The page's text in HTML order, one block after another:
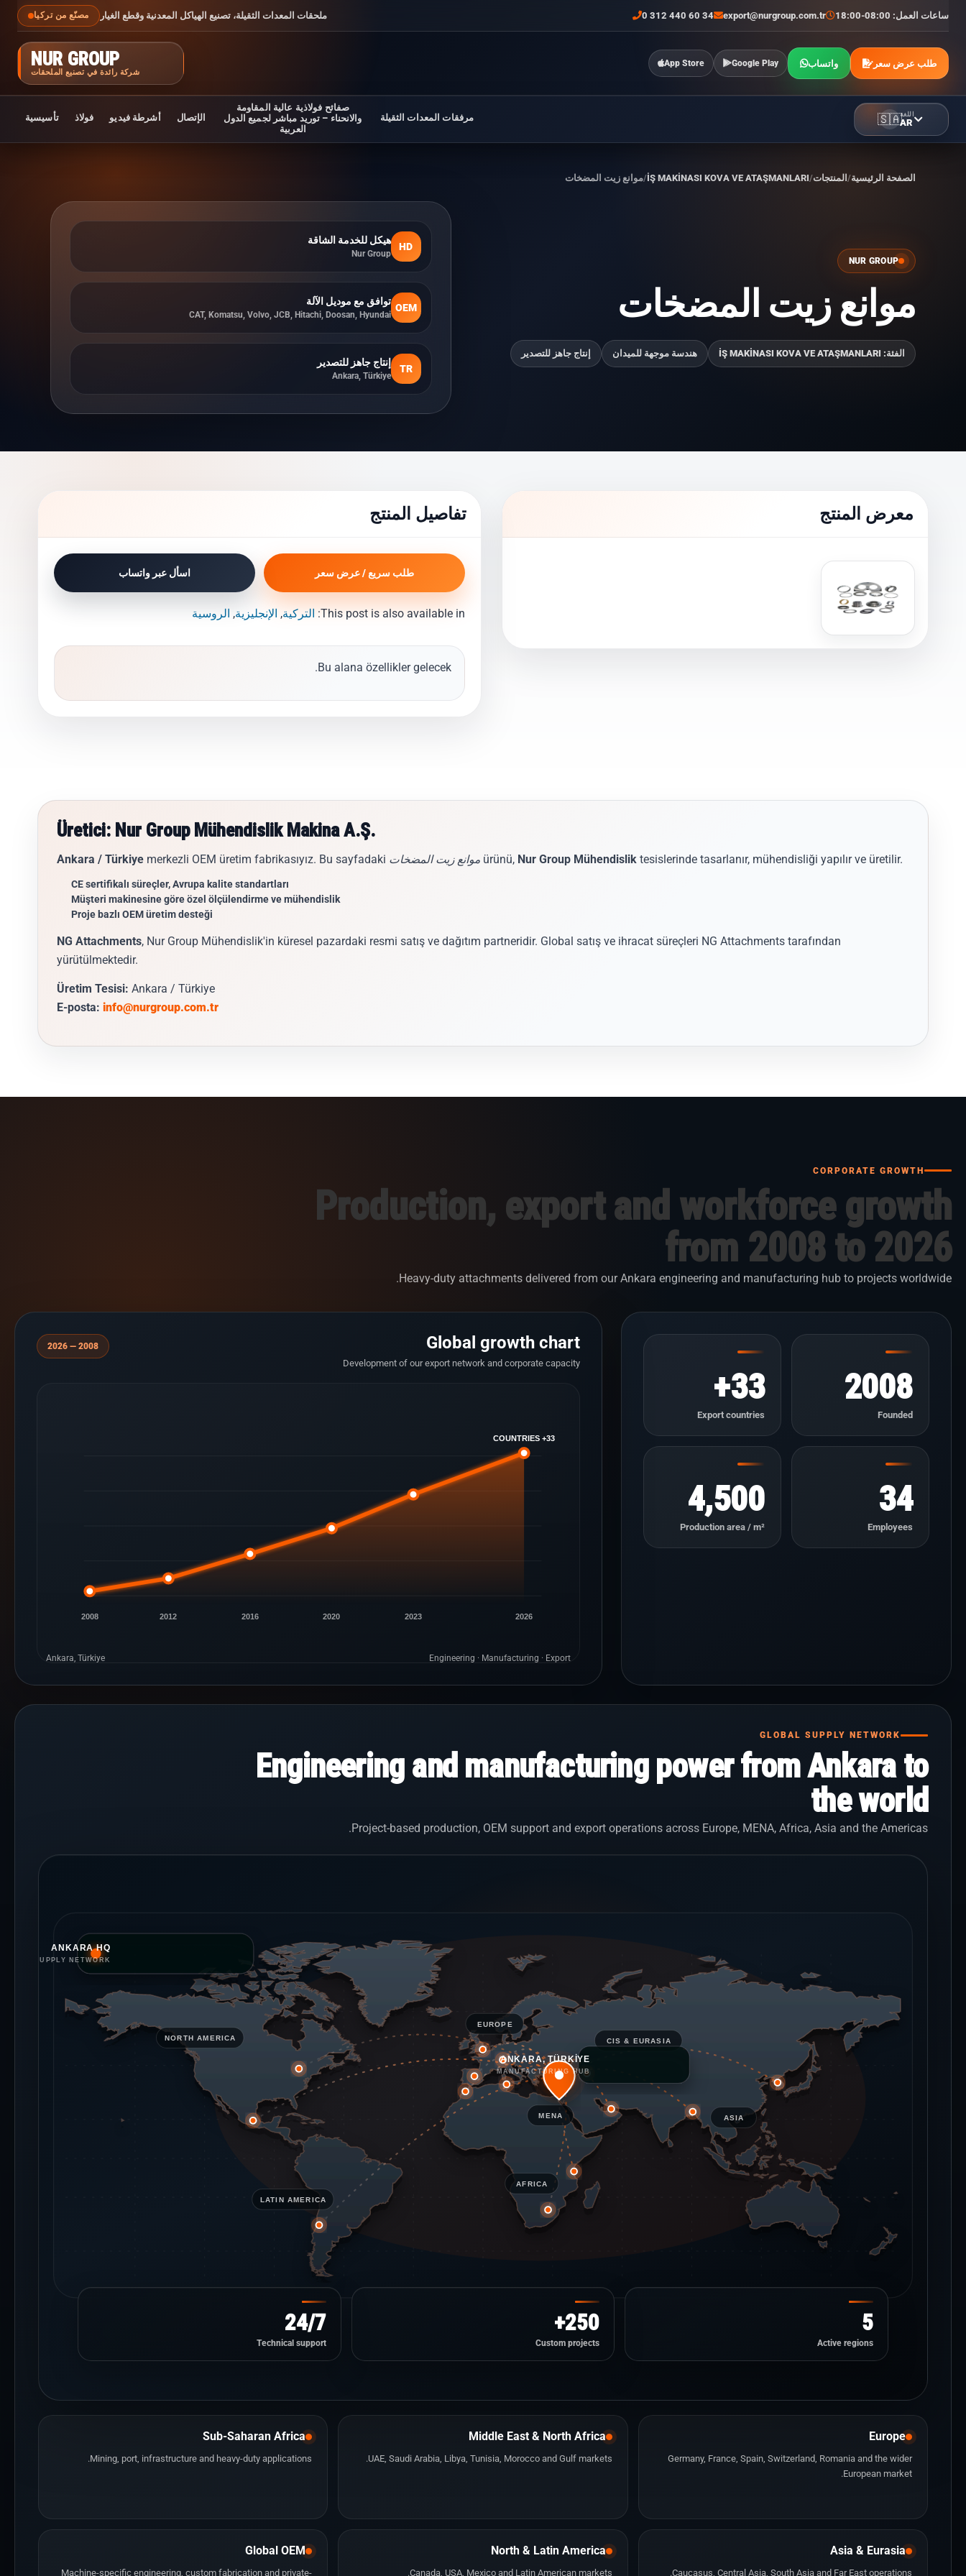
مصنّع من تركيا ملحقات المعدات الثقيلة، تصنيع الهياكل المعدنية وقطع الغيار 0 312 440 60 34 export@nurgroup.com.tr ساعات العمل: 08:00-18:00
NUR GROUP
شركة رائدة في تصنيع الملحقات
App Store Google Play واتساب طلب عرض سعر
تأسيسية فولاذ أشرطة فيديو الإتصال
صفائح فولاذية عالية المقاومة
والانحناء – توريد مباشر لجميع الدول
العربية
مرفقات المعدات الثقيلة 🇸🇦اللغة
AR
الصفحة الرئيسية المنتجات İŞ MAKİNASI KOVA VE ATAŞMANLARI موانع زيت المضخات
NUR GROUP
موانع زيت المضخات
الفئة: İŞ MAKİNASI KOVA VE ATAŞMANLARI هندسة موجهة للميدان إنتاج جاهز للتصدير
HD
هيكل للخدمة الشاقة
Nur Group
OEM
توافق مع موديل الآلة
CAT, Komatsu, Volvo, JCB, Hitachi, Doosan, Hyundai
TR
إنتاج جاهز للتصدير
Ankara, Türkiye
معرض المنتج تفاصيل المنتج
طلب سريع / عرض سعر اسأل عبر واتساب
This post is also available in: التركية الإنجليزية الروسية
Bu alana özellikler gelecek.
Üretici: Nur Group Mühendislik Makina A.Ş.
Ankara / Türkiye merkezli OEM üretim fabrikasıyız. Bu sayfadaki موانع زيت المضخات ürünü, Nur Group Mühendislik tesislerinde tasarlanır, mühendisliği yapılır ve üretilir.
CE sertifikalı süreçler, Avrupa kalite standartları
Müşteri makinesine göre özel ölçülendirme ve mühendislik
Proje bazlı OEM üretim desteği
NG Attachments, Nur Group Mühendislik'in küresel pazardaki resmi satış ve dağıtım partneridir. Global satış ve ihracat süreçleri NG Attachments tarafından
yürütülmektedir.
Üretim Tesisi: Ankara / Türkiye
E-posta: info@nurgroup.com.tr
CORPORATE GROWTH
Production, export and workforce growth
from 2008 to 2026
Heavy-duty attachments delivered from our Ankara engineering and manufacturing hub to projects worldwide.
2008
Founded
33+
Export countries
34
Employees
4,500
Production area / m²
Global growth chart
Development of our export network and corporate capacity
2008 — 2026
2008 2012 2016 2020 2023 2026
33+ COUNTRIES
Engineering · Manufacturing · Export
Ankara, Türkiye
GLOBAL SUPPLY NETWORK
Engineering and manufacturing power from Ankara to
the world
Project-based production, OEM support and export operations across Europe, MENA, Africa, Asia and the Americas.
NORTH AMERICA
LATIN AMERICA
EUROPE
MENA
AFRICA
CIS & EURASIA
ASIA
ANKARA HQ
SUPPLY NETWORK
ANKARA, TÜRKİYE
MANUFACTURING HUB
5
Active regions
250+
Custom projects
24/7
Technical support
Europe
Germany, France, Spain, Switzerland, Romania and the wider
European market.
Middle East & North Africa
UAE, Saudi Arabia, Libya, Tunisia, Morocco and Gulf markets.
Sub-Saharan Africa
Mining, port, infrastructure and heavy-duty applications.
Asia & Eurasia
Caucasus, Central Asia, South Asia and Far East operations.
North & Latin America
Canada, USA, Mexico and Latin American markets.
Global OEM
Machine-specific engineering, custom fabrication and private-